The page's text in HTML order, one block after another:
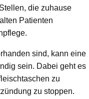
die zuhause
Patienten
sind, kann eine
sein. Dabei geht es
zu
zu stoppen.